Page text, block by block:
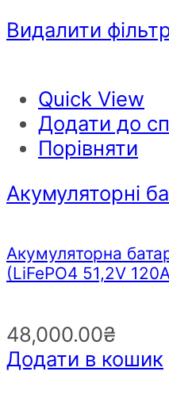
Видалити
Quick View
Додати до
Порівняти
Акумуляторні
Акумуляторна
(LiFePO4 51,2V
48,000.00₴
Додати в кошик